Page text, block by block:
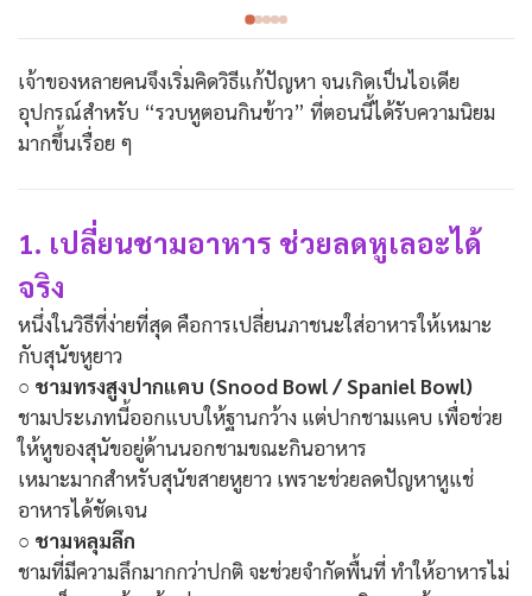
เจ้าของหลายคนจึงเริ่มคิดวิธีแก้ปัญหา จนเกิดเป็นไอเดีย
อุปกรณ์สำหรับ “รวบหูตอนกินข้าว” ที่ตอนนี้ได้รับความนิยม
มากขึ้นเรื่อย ๆ
1. เปลี่ยนชามอาหาร ช่วยลดหูเลอะได้
จริง
หนึ่งในวิธีที่ง่ายที่สุด คือการเปลี่ยนภาชนะใส่อาหารให้เหมาะ
กับสุนัขหูยาว
○ ชามทรงสูงปากแคบ (Snood Bowl / Spaniel Bowl)
ชามประเภทนี้ออกแบบให้ฐานกว้าง แต่ปากชามแคบ เพื่อช่วย
ให้หูของสุนัขอยู่ด้านนอกชามขณะกินอาหาร
เหมาะมากสำหรับสุนัขสายหูยาว เพราะช่วยลดปัญหาหูแช่
อาหารได้ชัดเจน
○ ชามหลุมลึก
ชามที่มีความลึกมากกว่าปกติ จะช่วยจำกัดพื้นที่ ทำให้อาหารไม่